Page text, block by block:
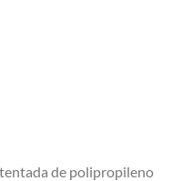
de polipropileno